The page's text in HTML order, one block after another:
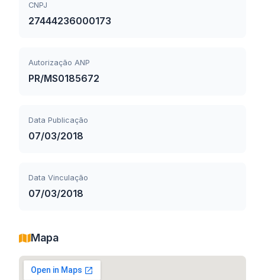
CNPJ
27444236000173
Autorização ANP
PR/MS0185672
Data Publicação
07/03/2018
Data Vinculação
07/03/2018
Mapa